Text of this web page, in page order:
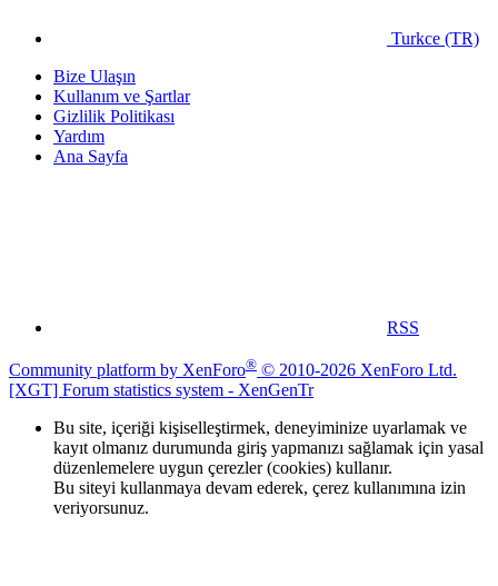
Turkce (TR)
Bize Ulaşın
Kullanım ve Şartlar
Gizlilik Politikası
Yardım
Ana Sayfa
RSS
Community platform by XenForo® © 2010-2026 XenForo Ltd.
[XGT] Forum statistics system - XenGenTr
Bu site, içeriği kişiselleştirmek, deneyiminize uyarlamak ve
kayıt olmanız durumunda giriş yapmanızı sağlamak için yasal
düzenlemelere uygun çerezler (cookies) kullanır.
Bu siteyi kullanmaya devam ederek, çerez kullanımına izin
veriyorsunuz.